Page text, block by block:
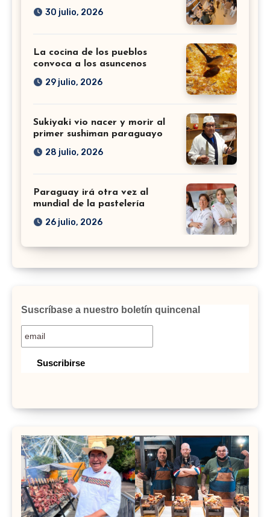
30 julio, 2026
La cocina de los pueblos
convoca a los asuncenos
29 julio, 2026
Sukiyaki vio nacer y morir al
primer sushiman paraguayo
28 julio, 2026
Paraguay irá otra vez al
mundial de la pastelería
26 julio, 2026
Suscríbase a nuestro boletín quincenal